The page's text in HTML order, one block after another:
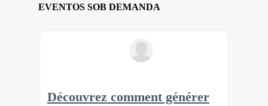
EVENTOS SOB DEMANDA
Découvrez comment générer